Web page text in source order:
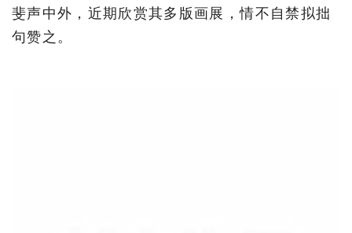
斐声中外，近期欣赏其多版画展，情不自禁拟拙
句赞之。